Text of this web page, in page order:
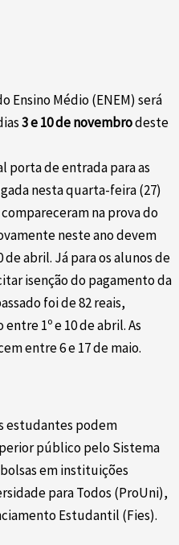
Ensino Médio (ENEM) será
3 e 10 de novembrodeste
porta de entrada para as
nesta quarta-feira (27)
na prova do
neste ano devem
abril. Já para os alunos de
isenção do pagamento da
foi de 82 reais,
1º e 10 de abril. As
entre 6 e 17 de maio.
estudantes podem
público pelo Sistema
em instituições
para Todos (ProUni),
Estudantil (Fies).